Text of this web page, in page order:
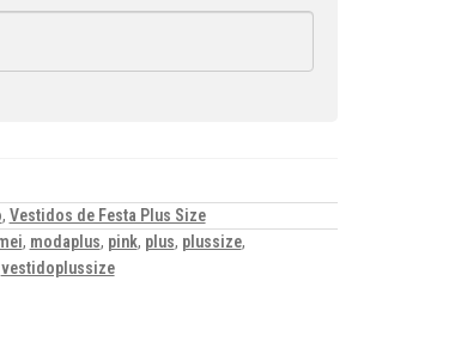
, Vestidos de Festa Plus Size
, modaplus, pink, plus, plussize,
vestidoplussize